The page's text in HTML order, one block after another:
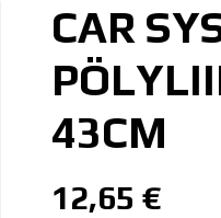
CAR
43CM
12,65€